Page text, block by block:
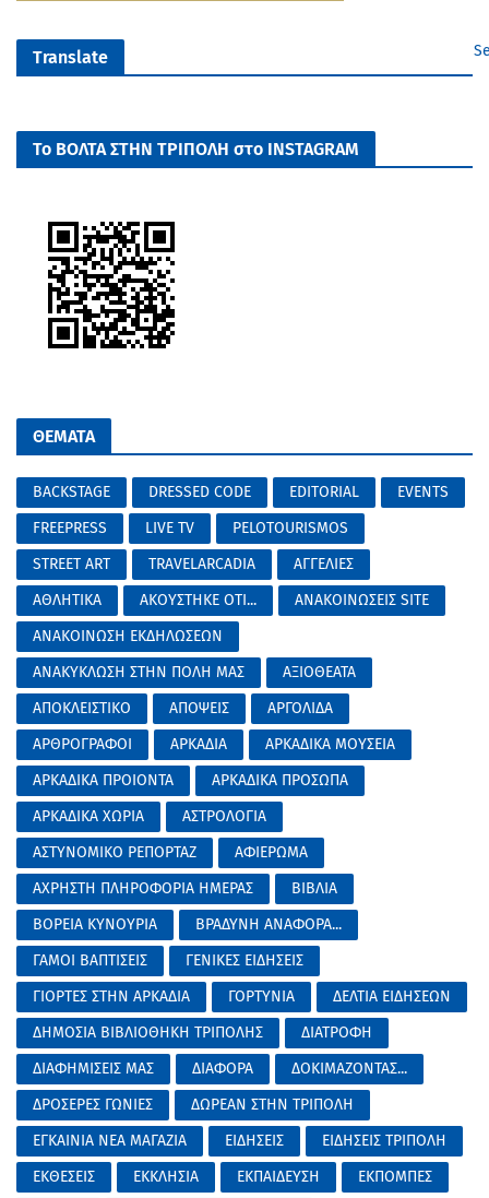
Translate
Το ΒΟΛΤΑ ΣΤΗΝ ΤΡΙΠΟΛΗ στο INSTAGRAM
ΘΕΜΑΤΑ
BACKSTAGE DRESSED CODE EDITORIAL
EVENTS
FREEPRESS
LIVE TV
PELOTOURISMOS
STREET ART
TRAVELARCADIA
ΑΓΓΕΛΙΕΣ
ΑΘΛΗΤΙΚΑ
ΑΚΟΥΣΤΗΚΕ ΟΤΙ...
ΑΝΑΚΟΙΝΩΣΕΙΣ SITE
ΑΝΑΚΟΙΝΩΣΗ ΕΚΔΗΛΩΣΕΩΝ
ΑΝΑΚΥΚΛΩΣΗ ΣΤΗΝ ΠΟΛΗ ΜΑΣ
ΑΞΙΟΘΕΑΤΑ
ΑΠΟΚΛΕΙΣΤΙΚΟ
ΑΠΟΨΕΙΣ
ΑΡΓΟΛΙΔΑ
ΑΡΘΡΟΓΡΑΦΟΙ
ΑΡΚΑΔΙΑ
ΑΡΚΑΔΙΚΑ ΜΟΥΣΕΙΑ
ΑΡΚΑΔΙΚΑ ΠΡΟΙΟΝΤΑ
ΑΡΚΑΔΙΚΑ ΠΡΟΣΩΠΑ
ΑΡΚΑΔΙΚΑ ΧΩΡΙΑ
ΑΣΤΡΟΛΟΓΙΑ
ΑΣΤΥΝΟΜΙΚΟ ΡΕΠΟΡΤΑΖ
ΑΦΙΕΡΩΜΑ
ΑΧΡΗΣΤΗ ΠΛΗΡΟΦΟΡΙΑ ΗΜΕΡΑΣ
ΒΙΒΛΙΑ
ΒΟΡΕΙΑ ΚΥΝΟΥΡΙΑ
ΒΡΑΔΥΝΗ ΑΝΑΦΟΡΑ...
ΓΑΜΟΙ ΒΑΠΤΙΣΕΙΣ
ΓΕΝΙΚΕΣ ΕΙΔΗΣΕΙΣ
ΓΙΟΡΤΕΣ ΣΤΗΝ ΑΡΚΑΔΙΑ
ΓΟΡΤΥΝΙΑ
ΔΕΛΤΙΑ ΕΙΔΗΣΕΩΝ
ΔΗΜΟΣΙΑ ΒΙΒΛΙΟΘΗΚΗ ΤΡΙΠΟΛΗΣ
ΔΙΑΤΡΟΦΗ
ΔΙΑΦΗΜΙΣΕΙΣ ΜΑΣ
ΔΙΑΦΟΡΑ
ΔΟΚΙΜΑΖΟΝΤΑΣ...
ΔΡΟΣΕΡΕΣ ΓΩΝΙΕΣ
ΔΩΡΕΑΝ ΣΤΗΝ ΤΡΙΠΟΛΗ
ΕΓΚΑΙΝΙΑ ΝΕΑ ΜΑΓΑΖΙΑ
ΕΙΔΗΣΕΙΣ
ΕΙΔΗΣΕΙΣ ΤΡΙΠΟΛΗ
ΕΚΘΕΣΕΙΣ
ΕΚΚΛΗΣΙΑ ΕΚΠΑΙΔΕΥΣΗ
ΕΚΠΟΜΠΕΣ